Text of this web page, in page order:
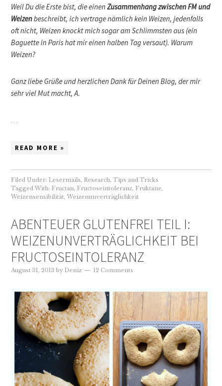
Weil Du die Erste bist, die einenZusammenhang zwischen FM und
Weizenbeschreibt, ich vertrage nämlich kein Weizen, jedenfalls
oft nicht, Weizen knockt mich sogar am Schlimmsten aus (ein
Baguette in Paris hat mir einen halben Tag versaut). Warum
Weizen?
Ganz liebe Grüße und herzlichen Dank für Deinen Blog, der mir
sehr viel Mut macht,A.
READ MORE »
Filed Under: Lesermails Research ,Tips and Tricks
Tagged With: Fructan Fructoseintoleranz Fruktane
Weizensensibilität ,Weizenunverträglichkeit
ABENTEUER GLUTENFREI TEIL I:
WEIZENUNVERTRÄGLICHKEIT BEI
FRUCTOSEINTOLERANZ
August 31, 2013 by Deniz 12 Comments